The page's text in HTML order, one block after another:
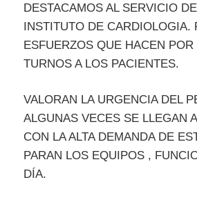
DESTACAMOS AL SERVICIO
INSTITUTO DE CARDIOLOGIA.
ESFUERZOS QUE HACEN
TURNOS A LOS PACIENTES.
VALORAN LA URGENCIA DEL
ALGUNAS VECES SE LLEGAN
CON LA ALTA DEMANDA DE
PARAN LOS EQUIPOS ,
DÍA.